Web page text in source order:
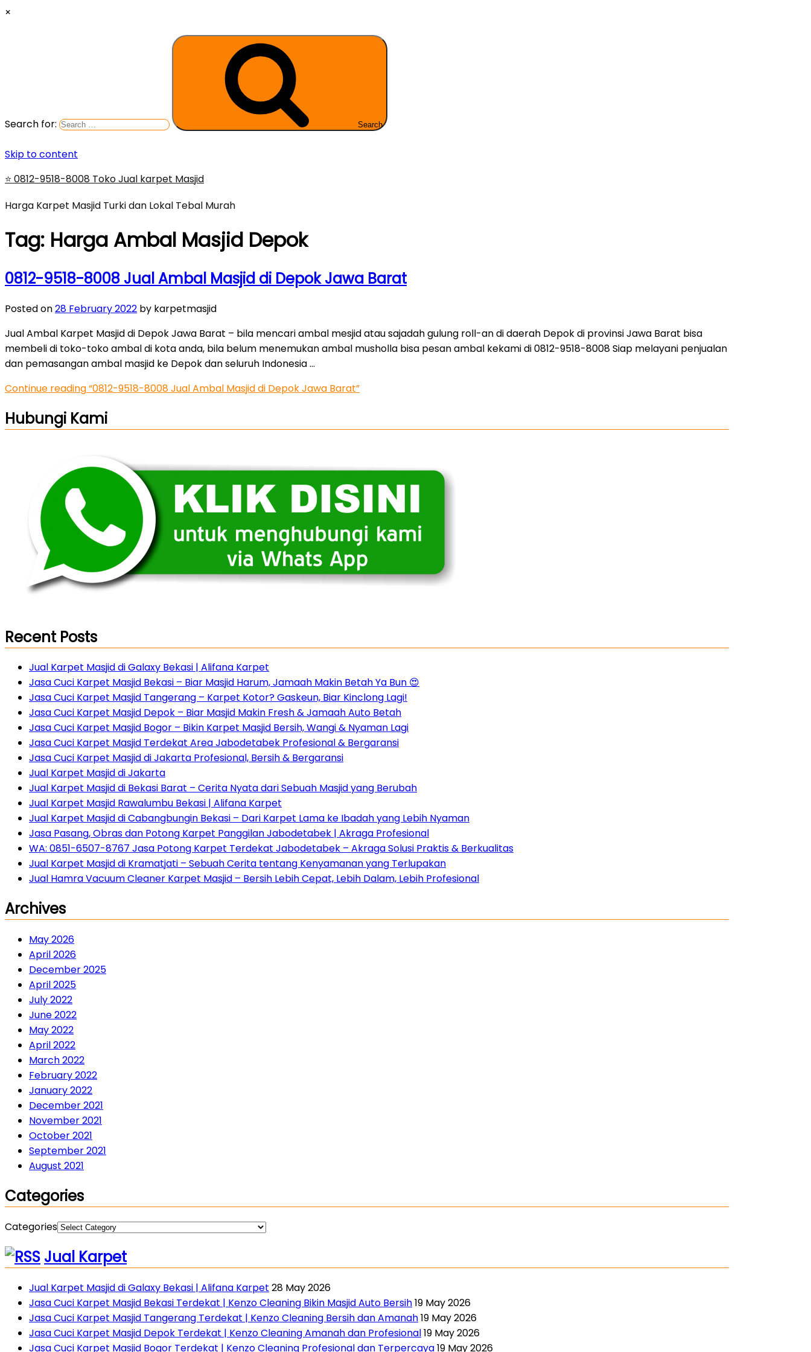
×
Search for: Search
Skip to content
⭐ 0812-9518-8008 Toko Jual karpet Masjid
Harga Karpet Masjid Turki dan Lokal Tebal Murah
Tag: Harga Ambal Masjid Depok
0812-9518-8008 Jual Ambal Masjid di Depok Jawa Barat
Posted on28 February 2022 by karpetmasjid
Jual Ambal Karpet Masjid di Depok Jawa Barat – bila mencari ambal mesjid atau sajadah gulung roll-an di daerah Depok di provinsi Jawa Barat bisa
membeli di toko-toko ambal di kota anda, bila belum menemukan ambal musholla bisa pesan ambal kekami di 0812-9518-8008 Siap melayani penjualan
dan pemasangan ambal masjid ke Depok dan seluruh Indonesia …
Continue reading“0812-9518-8008 Jual Ambal Masjid di Depok Jawa Barat”
Hubungi Kami
Recent Posts
Jual Karpet Masjid di Galaxy Bekasi | Alifana Karpet
Jasa Cuci Karpet Masjid Bekasi – Biar Masjid Harum, Jamaah Makin Betah Ya Bun 😍
Jasa Cuci Karpet Masjid Tangerang – Karpet Kotor? Gaskeun, Biar Kinclong Lagi!
Jasa Cuci Karpet Masjid Depok – Biar Masjid Makin Fresh & Jamaah Auto Betah
Jasa Cuci Karpet Masjid Bogor – Bikin Karpet Masjid Bersih, Wangi & Nyaman Lagi
Jasa Cuci Karpet Masjid Terdekat Area Jabodetabek Profesional & Bergaransi
Jasa Cuci Karpet Masjid di Jakarta Profesional, Bersih & Bergaransi
Jual Karpet Masjid di Jakarta
Jual Karpet Masjid di Bekasi Barat – Cerita Nyata dari Sebuah Masjid yang Berubah
Jual Karpet Masjid Rawalumbu Bekasi | Alifana Karpet
Jual Karpet Masjid di Cabangbungin Bekasi – Dari Karpet Lama ke Ibadah yang Lebih Nyaman
Jasa Pasang, Obras dan Potong Karpet Panggilan Jabodetabek | Akraga Profesional
WA: 0851-6507-8767 Jasa Potong Karpet Terdekat Jabodetabek – Akraga Solusi Praktis & Berkualitas
Jual Karpet Masjid di Kramatjati – Sebuah Cerita tentang Kenyamanan yang Terlupakan
Jual Hamra Vacuum Cleaner Karpet Masjid – Bersih Lebih Cepat, Lebih Dalam, Lebih Profesional
Archives
May 2026
April 2026
December 2025
April 2025
July 2022
June 2022
May 2022
April 2022
March 2022
February 2022
January 2022
December 2021
November 2021
October 2021
September 2021
August 2021
Categories
Categories
Jual Karpet
Jual Karpet Masjid di Galaxy Bekasi | Alifana Karpet 28 May 2026
Jasa Cuci Karpet Masjid Bekasi Terdekat | Kenzo Cleaning Bikin Masjid Auto Bersih19 May 2026
Jasa Cuci Karpet Masjid Tangerang Terdekat | Kenzo Cleaning Bersih dan Amanah19 May 2026
Jasa Cuci Karpet Masjid Depok Terdekat | Kenzo Cleaning Amanah dan Profesional19 May 2026
Jasa Cuci Karpet Masjid Bogor Terdekat | Kenzo Cleaning Profesional dan Terpercaya19 May 2026